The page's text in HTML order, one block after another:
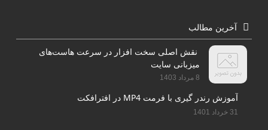
آخرین مطالب
نقش اصلی سخت افزار در سرعت هاست‌های
میزبانی سایت
8 مرداد 1403
آموزش رندر گیری با فرمت MP4 در افترافکت
31 خرداد 1401